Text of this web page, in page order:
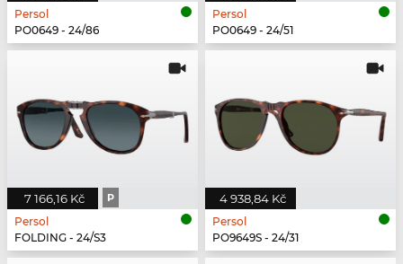
Persol
PO0649 - 24/86
Persol
PO0649 - 24/51
7 166,16 Kč P
Persol
FOLDING - 24/S3
4 938,84 Kč
Persol
PO9649S - 24/31